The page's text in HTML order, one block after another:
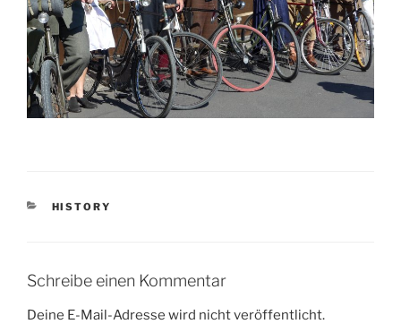
KATEGORIEN
HISTORY
Schreibe einen Kommentar
Deine E-Mail-Adresse wird nicht veröffentlicht.